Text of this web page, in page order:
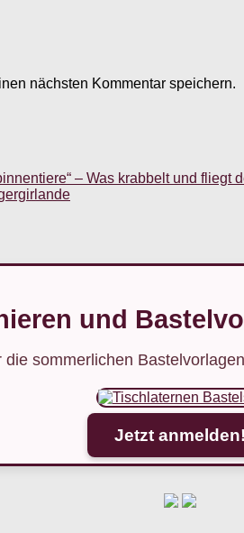
nächsten Kommentar speichern.
– Was krabbelt und fliegt
und
die sommerlichen
Jetzt anmelden!